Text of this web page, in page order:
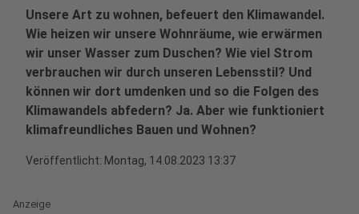
Unsere Art zu wohnen, befeuert den Klimawandel.
Wie heizen wir unsere Wohnräume, wie erwärmen
wir unser Wasser zum Duschen? Wie viel Strom
verbrauchen wir durch unseren Lebensstil? Und
können wir dort umdenken und so die Folgen des
Klimawandels abfedern? Ja. Aber wie funktioniert
klimafreundliches Bauen und Wohnen?
Veröffentlicht: Montag, 14.08.2023 13:37
Anzeige